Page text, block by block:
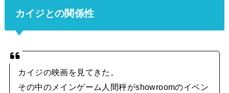
カイジとの関係性
カイジの映画を見てきた。
その中のメインゲーム人間秤がshowroomのイベン